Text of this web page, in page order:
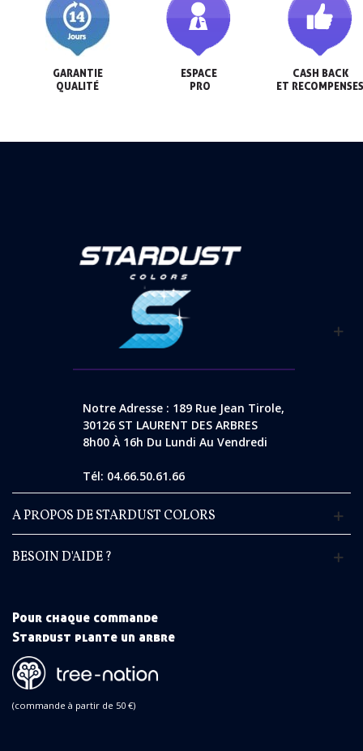
GARANTIE
QUALITÉ
ESPACE
PRO
CASH BACK
ET
Notre Adresse : 189 Rue Jean Tirole,
30126 ST LAURENT DES ARBRES
8h00 À 16h Du Lundi Au Vendredi
Tél: 04.66.50.61.66
A PROPOS DE STARDUST COLORS
BESOIN D'AIDE ?
Pour chaque commande
Stardust plante un arbre
(commande à partir de 50 €)